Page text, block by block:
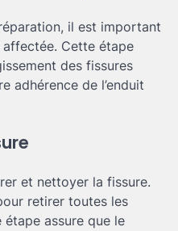
il est important
Cette étape
des fissures
adhérence de l’enduit
et nettoyer la fissure.
retirer toutes les
assure que le